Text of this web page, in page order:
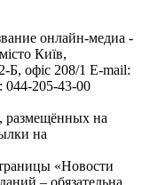
онлайн-медиа -
Київ,
офіс 208/1 E-mail:
044-205-43-00
размещённых на
на
«Новости
– обязательна